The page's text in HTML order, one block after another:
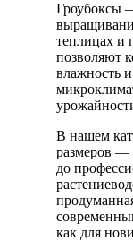
Гроубоксы
теплицах и
позволяют
влажность
В нашем
размеров —
до
как для